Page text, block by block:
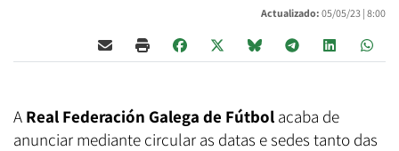
Actualizado: 05/05/23 | 8:00
A Real Federación Galega de Fútbol acaba de
anunciar mediante circular as datas e sedes tanto das